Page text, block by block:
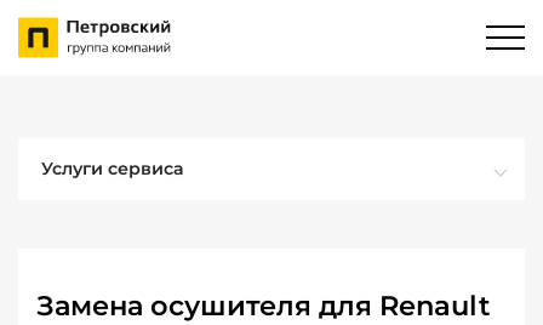
Услуги сервиса
Замена осушителя для Renault